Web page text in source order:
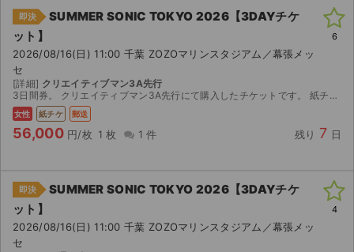
即決
SUMMER SONIC TOKYO 2026【3DAYチケ
ット】
2026/08/16(日) 11:00 千葉 ZOZOマリンスタジアム／幕張メッ
セ
[詳細] クリエイティブマン3A先行
3日間券。 クリエイティブマン3A先行にて購入したチケットです。 紙チケットなのでご自身で発券していただく形になります。2026/08/07(金) 14:00 ~ 2026/08/17(...
女性 紙チケ 郵送
56,000 円/枚 1 枚 1 件 残り 7 日
6
即決
SUMMER SONIC TOKYO 2026【3DAYチケ
ット】
2026/08/16(日) 11:00 千葉 ZOZOマリンスタジアム／幕張メッ
セ
4